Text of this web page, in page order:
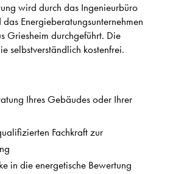
wird durch das Ingenieurbüro
Energieberatungsunternehmen
Griesheim durchgeführt. Die
selbstverständlich kostenfrei.
Ihres Gebäudes oder Ihrer
Fachkraft zur
in die energetische Bewertung